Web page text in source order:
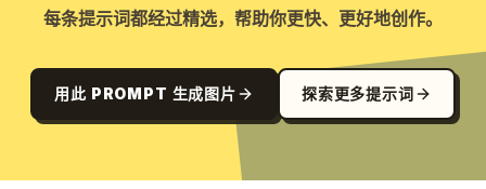
每条提示词都经过精选，帮助你更快、更好地创作。
用此 PROMPT 生成图片 探索更多提示词